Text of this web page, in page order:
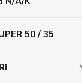
50 / 35